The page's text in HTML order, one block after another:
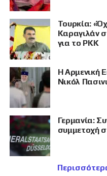
Τουρκία:
Καραγιλάν
για το PKK
Η Αρμενική
Νικόλ
Γερμανία:
συμμετοχή